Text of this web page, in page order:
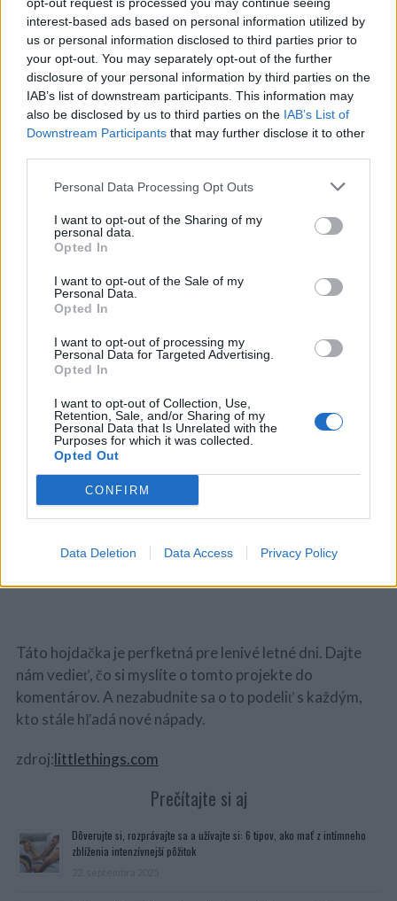
interest-based ads based on personal information utilized by
us or personal information disclosed to third parties prior to
your opt-out. You may separately opt-out of the further
disclosure of your personal information by third parties on the
IAB’s list of downstream participants. This information may
also be disclosed by us to third parties on the IAB’s List of
Downstream Participants that may further disclose it to other
Personal Data Processing Opt Outs
I want to opt-out of the Sharing of my
personal data.
Opted In
I want to opt-out of the Sale of my
Personal Data.
Opted In
I want to opt-out of processing my
Personal Data for Targeted Advertising.
Opted In
I want to opt-out of Collection, Use,
Retention, Sale, and/or Sharing of my
Personal Data that Is Unrelated with the
Purposes for which it was collected.
Opted Out
CONFIRM
Data Deletion Data Access Privacy Policy
a poskytovať stabilitu.
Prvým krokom je vybudovať opierku na chrbát. Táto
časť je trochu zložitejšia pretože ju musíte správne
potrebovať lano cez ktoré ho cez tieto diery zavesíte
na strom.
Potom sa rozhodnete do akej výšky chcete mať vašu
Táto hojdačka je perfketná pre lenivé letné dni. Dajte
nám vedieť, čo si myslíte o tomto projekte do
komentárov. A nezabudnite sa o to podeliť s každým,
kto stále hľadá nové nápady.
zdroj:littlethings.com
Prečítajte si aj
Dôverujte si, rozprávajte sa a užívajte si: 6 tipov, ako mať z intímneho
zblíženia intenzívnejší pôžitok
c
h
f
o
r
: